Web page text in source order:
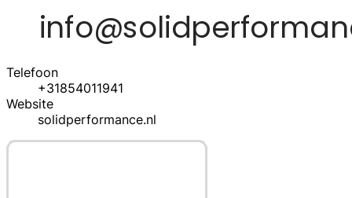
Telefoon
+31854011941
Website
solidperformance.nl